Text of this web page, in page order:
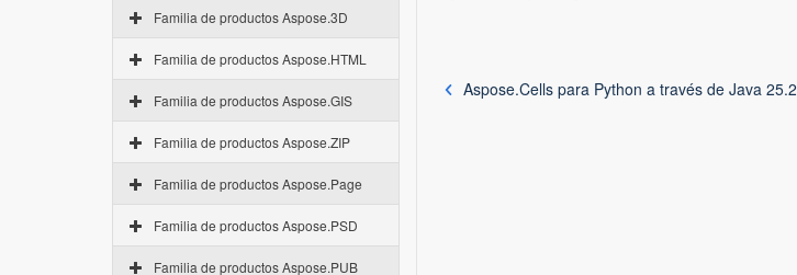
Familia de productos Aspose.3D
Familia de productos Aspose.HTML
Familia de productos Aspose.GIS
Familia de productos Aspose.ZIP
Familia de productos Aspose.Page
Familia de productos Aspose.PSD
Familia de productos Aspose.PUB
Aspose.Cells para Python a través de Java 25.2